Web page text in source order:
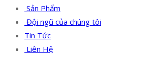
Sản Phẩm
Đội ngũ của chúng tôi
Tin Tức
Liên Hệ